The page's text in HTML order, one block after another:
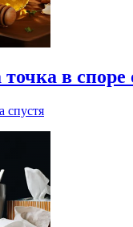
точка в
спустя